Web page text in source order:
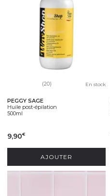
(20) En stock
PEGGY SAGE
Huile post-épilation
500ml
9,90€
AJOUTER